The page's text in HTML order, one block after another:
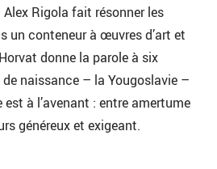
Rigola fait résonner les
un conteneur à œuvres d’art et
donne la parole à six
naissance – la Yougoslavie –
est à l’avenant : entre amertume
généreux et exigeant.